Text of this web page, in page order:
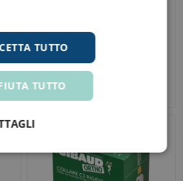
Dr. Gibaud Collare C3
Rigido per Cervicale Tipo
Schanz o Zimmer Taglia 3
TUTTO
TUTTO